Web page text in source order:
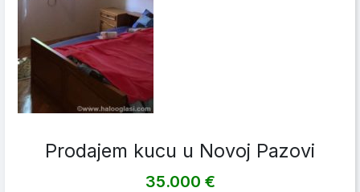
Prodajem kucu u Novoj Pazovi
35.000 €